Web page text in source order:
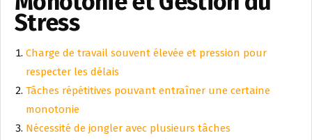
Stress
Charge de travail souvent élevée et pression pour
respecter les délais
Tâches répétitives pouvant entraîner une certaine
monotonie
Nécessité de jongler avec plusieurs tâches